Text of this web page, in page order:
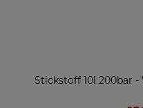
Stickstoff 10l 200bar -